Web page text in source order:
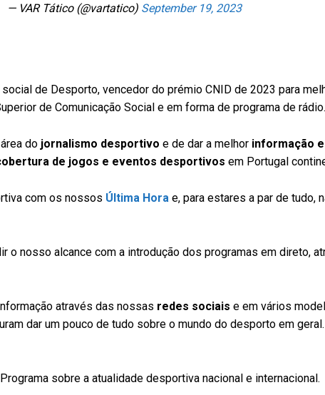
— VAR Tático (@vartatico) September 19, 2023
de Desporto, vencedor do prémio CNID de 2023 para
de Comunicação Social e em forma de programa de rádio.
do jornalismo desportivo e de dar a melhor informação
de jogos e eventos desportivos em Portugal
com os nossos Última Hora e, para estares a par de tudo,
o nosso alcance com a introdução dos programas em direto,
através das nossas redes sociais e em vários
dar um pouco de tudo sobre o mundo do desporto em
Programa sobre a atualidade desportiva nacional e internacional.